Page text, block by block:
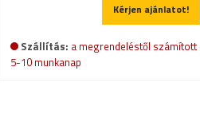
Kérjen ajánlatot!
Szállítás: a megrendeléstől számított
5-10 munkanap